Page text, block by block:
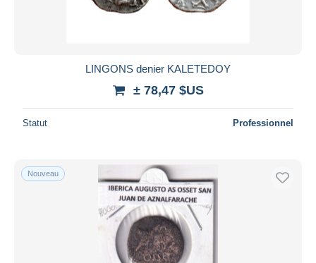
LINGONS denier KALETEDOY
± 78,47 $US
Statut Professionnel
Nouveau